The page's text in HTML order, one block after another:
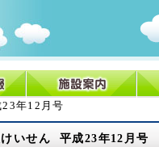
年12月号
いせん 平成23年12月号